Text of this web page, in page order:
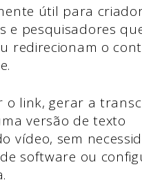
útil para
e pesquisadores
redirecionam o
o link, gerar a
versão de texto
vídeo, sem
software ou